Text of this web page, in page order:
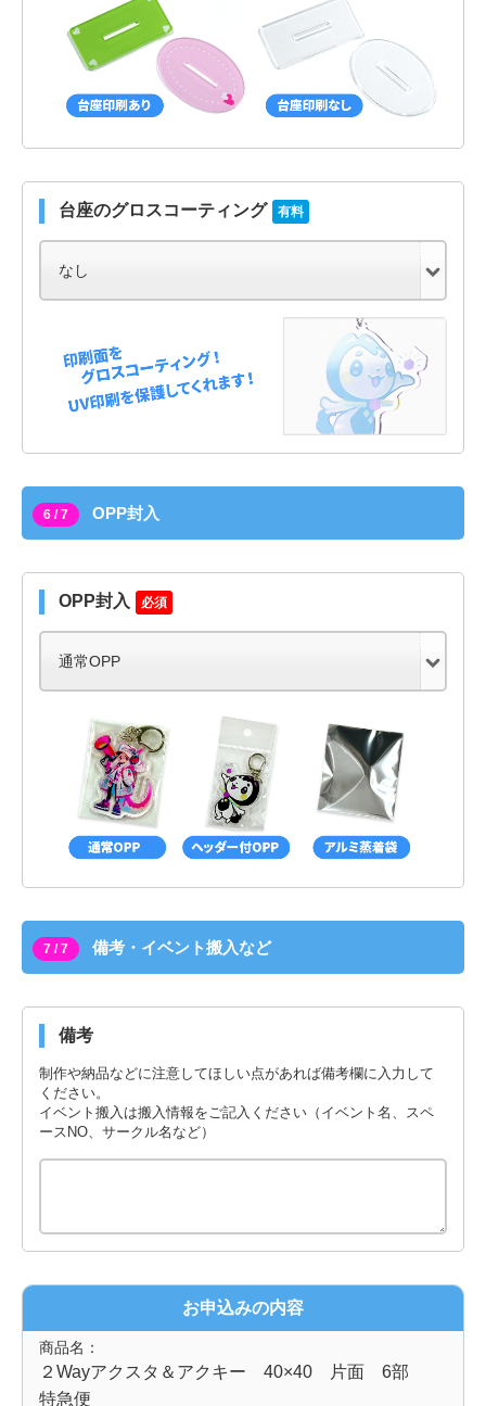
台座のグロスコーティング 有料
6 / 7 OPP封入
OPP封入 必須
7 / 7 備考・イベント搬入など
備考
制作や納品などに注意してほしい点があれば備考欄に入力して
ください。
イベント搬入は搬入情報をご記入ください（イベント名、スペ
ースNO、サークル名など）
お申込みの内容
商品名：
２Wayアクスタ＆アクキー 40×40 片面 6部
特急便